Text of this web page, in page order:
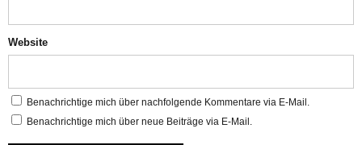
Website
Benachrichtige mich über nachfolgende Kommentare via E-Mail.
Benachrichtige mich über neue Beiträge via E-Mail.